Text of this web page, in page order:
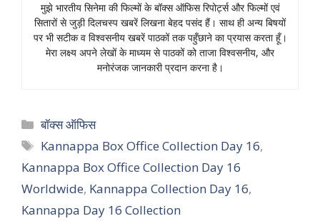
मुझे भारतीय सिनेमा की फिल्मों के बॉक्स ऑफिस रिपोर्ट्स और फिल्मों एवं
सितारों से जुड़ी दिलचस्प खबरें लिखना बेहद पसंद हैं। साथ ही अन्य बिषयों
पर भी सटीक व विश्वसनीय खबरें पाठकों तक पहुँछाने का प्रयास करता हूँ।
मेरा लक्ष्य अपने लेखों के माध्यम से पाठकों को ताजा विश्वसनीय, और
मनोरंजक जानकारी प्रदान करना है।
Categories
बॉक्स ऑफिस
Tags
Kannappa Box Office Collection Day 16,
Kannappa Box Office Collection Day 16
Worldwide, Kannappa Collection Day 16,
Kannappa Day 16 Collection